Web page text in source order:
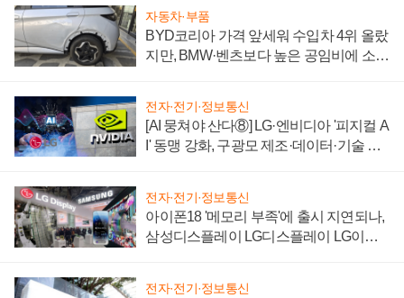
자동차·부품
BYD코리아 가격 앞세워 수입차 4위 올랐
지만, BMW·벤츠보다 높은 공임비에 소비
전자·전기·정보통신
[AI 뭉쳐야 산다⑧] LG·엔비디아 '피지컬 A
I' 동맹 강화, 구광모 제조·데이터·기술 결
전자·전기·정보통신
아이폰18 '메모리 부족'에 출시 지연되나,
삼성디스플레이 LG디스플레이 LG이노
전자·전기·정보통신